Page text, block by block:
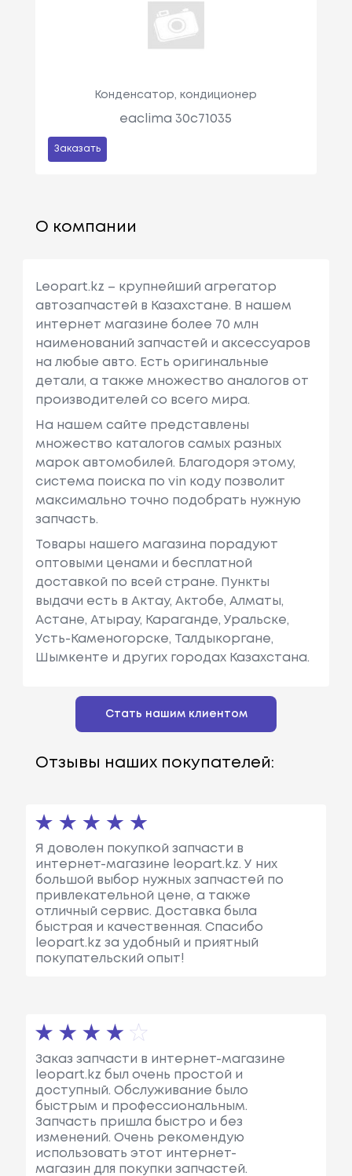
Конденсатор, кондиционер
eaclima 30c71035
Заказать
О компании
Leopart.kz – крупнейший агрегатор
автозапчастей в Казахстане. В нашем
интернет магазине более 70 млн
наименований запчастей и аксессуаров
на любые авто. Есть оригинальные
детали, а также множество аналогов от
производителей со всего мира.
На нашем сайте представлены
множество каталогов самых разных
марок автомобилей. Благодоря этому,
система поиска по vin коду позволит
максимально точно подобрать нужную
запчасть.
Товары нашего магазина порадуют
оптовыми ценами и бесплатной
доставкой по всей стране. Пункты
выдачи есть в Актау, Актобе, Алматы,
Астане, Атырау, Караганде, Уральске,
Усть-Каменогорске, Талдыкоргане,
Шымкенте и других городах Казахстана.
Стать нашим клиентом
Отзывы наших покупателей:
Я доволен покупкой запчасти в
интернет-магазине leopart.kz. У них
большой выбор нужных запчастей по
привлекательной цене, а также
отличный сервис. Доставка была
быстрая и качественная. Спасибо
leopart.kz за удобный и приятный
покупательский опыт!
Заказ запчасти в интернет-магазине
leopart.kz был очень простой и
доступный. Обслуживание было
быстрым и профессиональным.
Запчасть пришла быстро и без
изменений. Очень рекомендую
использовать этот интернет-
магазин для покупки запчастей.